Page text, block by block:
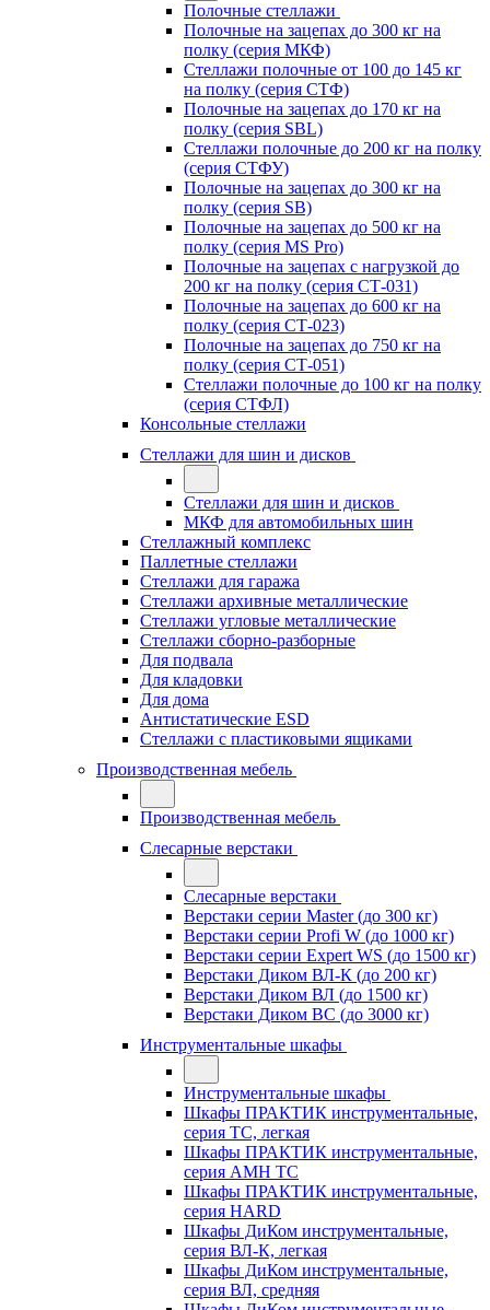
Полочные стеллажи
Полочные на зацепах до 300 кг на
полку (серия МКФ)
Стеллажи полочные от 100 до 145 кг
на полку (серия СТФ)
Полочные на зацепах до 170 кг на
полку (серия SBL)
Стеллажи полочные до 200 кг на полку
(серия СТФУ)
Полочные на зацепах до 300 кг на
полку (серия SB)
Полочные на зацепах до 500 кг на
полку (серия MS Pro)
Полочные на зацепах с нагрузкой до
200 кг на полку (серия СТ-031)
Полочные на зацепах до 600 кг на
полку (серия СТ-023)
Полочные на зацепах до 750 кг на
полку (серия СТ-051)
Стеллажи полочные до 100 кг на полку
(серия СТФЛ)
Консольные стеллажи
Стеллажи для шин и дисков
Стеллажи для шин и дисков
МКФ для автомобильных шин
Стеллажный комплекс
Паллетные стеллажи
Стеллажи для гаража
Стеллажи архивные металлические
Стеллажи угловые металлические
Стеллажи сборно-разборные
Для подвала
Для кладовки
Для дома
Антистатические ESD
Стеллажи с пластиковыми ящиками
Производственная мебель
Производственная мебель
Слесарные верстаки
Слесарные верстаки
Верстаки серии Master (до 300 кг)
Верстаки серии Profi W (до 1000 кг)
Верстаки серии Expert WS (до 1500 кг)
Верстаки Диком ВЛ-К (до 200 кг)
Верстаки Диком ВЛ (до 1500 кг)
Верстаки Диком ВС (до 3000 кг)
Инструментальные шкафы
Инструментальные шкафы
Шкафы ПРАКТИК инструментальные,
серия TC, легкая
Шкафы ПРАКТИК инструментальные,
серия AMH TC
Шкафы ПРАКТИК инструментальные,
серия HARD
Шкафы ДиКом инструментальные,
cерия ВЛ-К, легкая
Шкафы ДиКом инструментальные,
серия ВЛ, средняя